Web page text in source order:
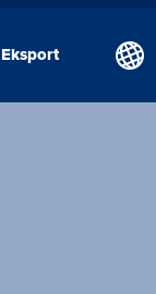
EksportEksport